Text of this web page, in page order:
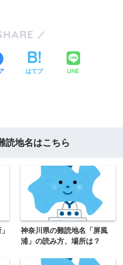
はてブ LINE
読地名はこちら
神奈川県の難読地名「屏風
浦」の読み方、場所は？